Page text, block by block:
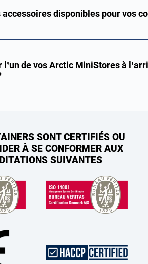
accessoires disponibles pour vos
de vos Arctic MiniStores à
SONT CERTIFIÉS OU
À SE CONFORMER AUX
SUIVANTES